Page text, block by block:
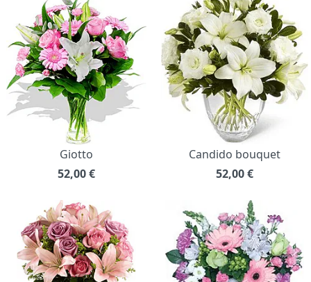
Giotto
52,00€
Candido bouquet
52,00€